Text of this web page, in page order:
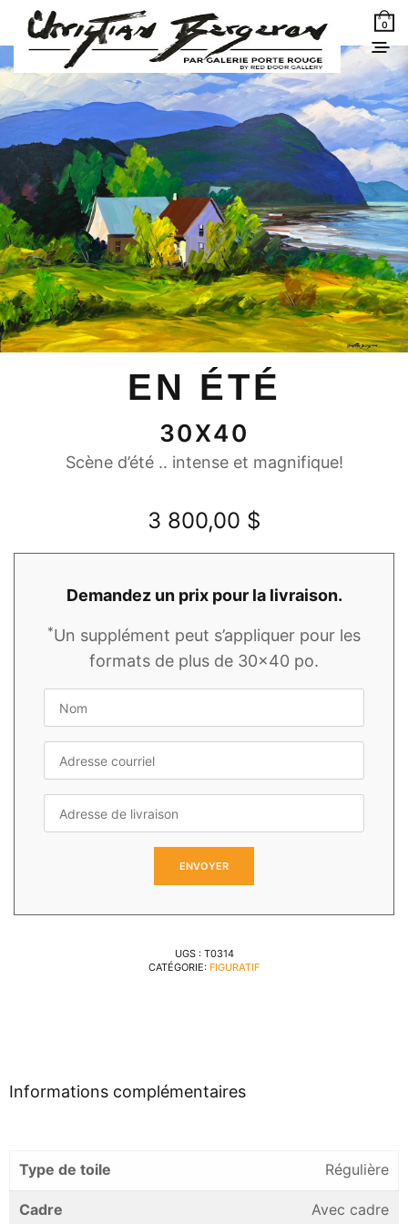
0
EN ÉTÉ
30X40
Scène d’été .. intense et magnifique!
3 800,00 $
Demandez un prix pour la livraison.
*Un supplément peut s’appliquer pour les
formats de plus de 30x40 po.
UGS : T0314
CATÉGORIE: FIGURATIF
Informations complémentaires
Type de toile Régulière
Cadre Avec cadre